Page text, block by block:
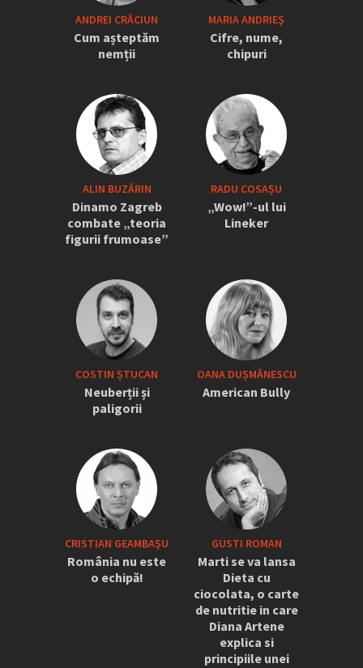
„Iordănescu a tras sforile să revină la
națională” » Pițurcă face dezvăluiri
tari: „Dacă știam că vine el...” +
Scena din avion: „Era transfigurat”
ANDREI CRĂCIUN
Cum așteptăm
nemții
MARIA ANDRIEŞ
Cifre, nume,
chipuri
ALIN BUZĂRIN
Dinamo Zagreb
combate „teoria
figurii frumoase”
RADU COSAȘU
„Wow!”-ul lui
Lineker
COSTIN ȘTUCAN
Neuberții și
paligorii
OANA DUȘMĂNESCU
American Bully
CRISTIAN GEAMBAŞU
România nu este
o echipă!
GUSTI ROMAN
Marti se va lansa
Dieta cu
ciocolata, o carte
de nutritie in care
Diana Artene
explica si
principiile unei